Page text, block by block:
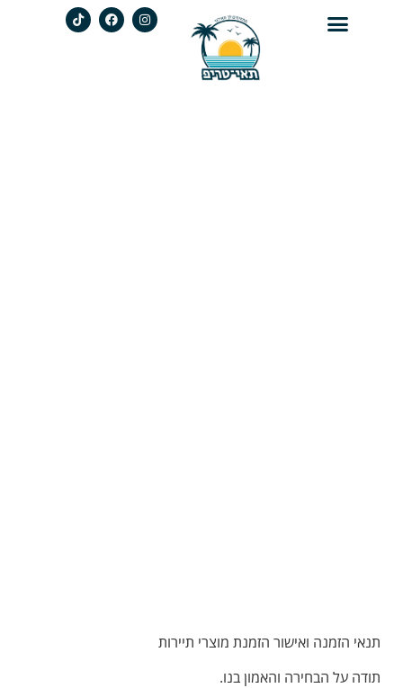
תנאי הזמנה ואישור הזמנת מוצרי תיירות
תודה על הבחירה והאמון בנו.